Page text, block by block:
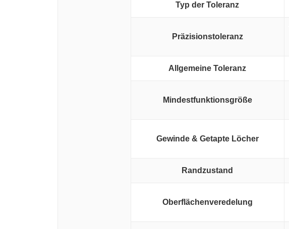
Typ der Toleranz
Präzisionstoleranz
Allgemeine Toleranz
Mindestfunktionsgröße
Gewinde & Getapte Löcher
Randzustand
Oberflächenveredelung